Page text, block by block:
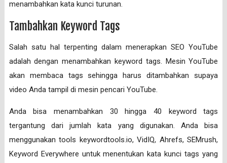
menambahkan kata kunci turunan.
Tambahkan Keyword Tags
Salah satu hal terpenting dalam menerapkan SEO YouTube
adalah dengan menambahkan keyword tags. Mesin YouTube
akan membaca tags sehingga harus ditambahkan supaya
video Anda tampil di mesin pencari YouTube.
Anda bisa menambahkan 30 hingga 40 keyword tags
tergantung dari jumlah kata yang digunakan. Anda bisa
menggunakan tools keywordtools.io, VidIQ, Ahrefs, SEMrush,
Keyword Everywhere untuk menentukan kata kunci tags yang